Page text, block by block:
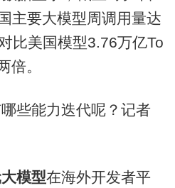
主要大模型周调用量达
比美国模型3.76万亿To
倍。
能力迭代呢？记者
模型在海外开发者平